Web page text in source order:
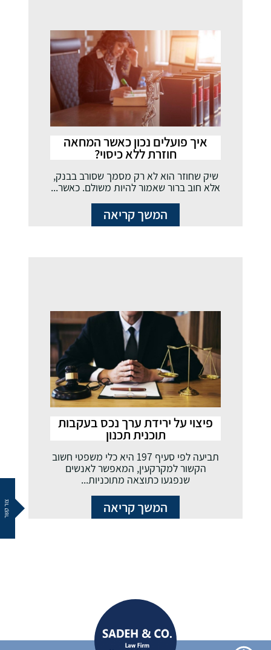
צור קשר
איך פועלים נכון כאשר המחאה
חוזרת ללא כיסוי?
שיק שחוזר הוא לא רק מסמך שסורב בבנק,
אלא חוב ברור שאמור להיות משולם. כאשר...
המשך קריאה
פיצוי על ירידת ערך נכס בעקבות
תוכנית תכנון
תביעה לפי סעיף 197 היא כלי משפטי חשוב
הקשור למקרקעין, המאפשר לאנשים
שנפגעו כתוצאה מתוכניות...
המשך קריאה